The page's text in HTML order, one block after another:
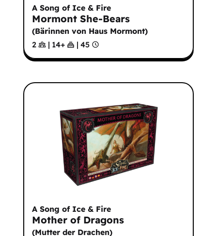
A Song of Ice & Fire
Mormont She-Bears
(Bärinnen von Haus Mormont)
2
| 14+ | 45
A Song of Ice & Fire
Mother of Dragons
(Mutter der Drachen)